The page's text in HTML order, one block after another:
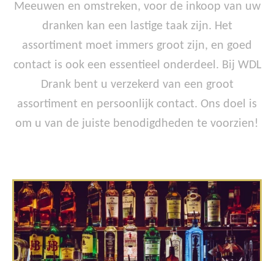
Meeuwen en omstreken, voor de inkoop van uw
dranken kan een lastige taak zijn. Het
assortiment moet immers groot zijn, en goed
contact is ook een essentieel onderdeel. Bij WDL
Drank bent u verzekerd van een groot
assortiment en persoonlijk contact. Ons doel is
om u van de juiste benodigdheden te voorzien!